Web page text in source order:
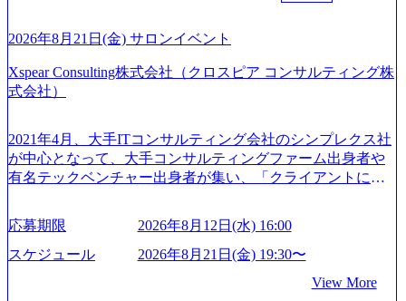
2026年8月21日(金) サロンイベント
Xspear Consulting株式会社（クロスピア コンサルティング株
式会社）
2021年4月、大手ITコンサルティング会社のシンプレクス社
が中心となって、大手コンサルティングファーム出身者や
有名テックベンチャー出身者が集い、「クライアントにと
い」という想いの下で立ち上げた新鋭ファーム テクノロジ
ーがビジネスの成功に大きな影響力を持つDX時代におい
て、20年以上にわたってFintech業界を中心に最先端テクノ
つ、あらゆる業種・業界のクライアントの企業価値の最大
応募期限
2026年8月12日(水) 16:00
スケジュール
2026年8月21日(金) 19:30〜
View More